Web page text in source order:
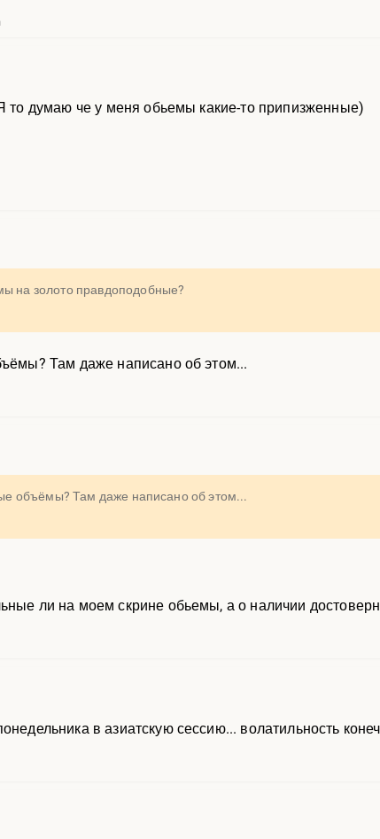
то думаю че у меня обьемы какие-то припизженные)
на золото правдоподобные?
Там даже написано об этом...
объёмы? Там даже написано об этом...
ли на моем скрине обьемы, а о наличии
в азиатскую сессию... волатильность